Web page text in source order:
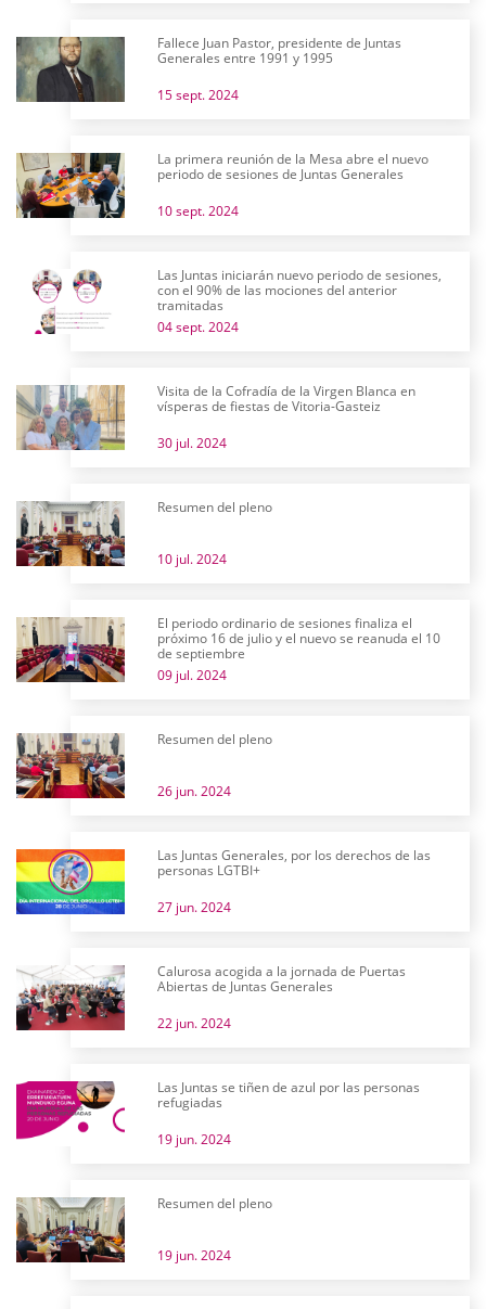
Fallece Juan Pastor, presidente de Juntas
Generales entre 1991 y 1995
15 sept. 2024
La primera reunión de la Mesa abre el nuevo
periodo de sesiones de Juntas Generales
10 sept. 2024
Las Juntas iniciarán nuevo periodo de sesiones,
con el 90% de las mociones del anterior
tramitadas
04 sept. 2024
Visita de la Cofradía de la Virgen Blanca en
vísperas de fiestas de Vitoria-Gasteiz
30 jul. 2024
Resumen del pleno
10 jul. 2024
El periodo ordinario de sesiones finaliza el
próximo 16 de julio y el nuevo se reanuda el 10
de septiembre
09 jul. 2024
Resumen del pleno
26 jun. 2024
Las Juntas Generales, por los derechos de las
personas LGTBI+
27 jun. 2024
Calurosa acogida a la jornada de Puertas
Abiertas de Juntas Generales
22 jun. 2024
Las Juntas se tiñen de azul por las personas
refugiadas
19 jun. 2024
Resumen del pleno
19 jun. 2024